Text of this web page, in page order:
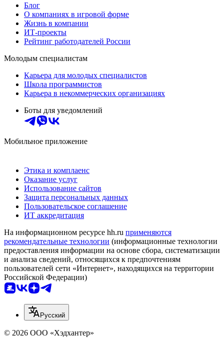
Блог
О компаниях в игровой форме
Жизнь в компании
ИТ-проекты
Рейтинг работодателей России
Молодым специалистам
Карьера для молодых специалистов
Школа программистов
Карьера в некоммерческих организациях
Боты для уведомлений
Мобильное приложение
Этика и комплаенс
Оказание услуг
Использование сайтов
Защита персональных данных
Пользовательское соглашение
ИТ аккредитация
На информационном ресурсе hh.ru применяются
рекомендательные технологии (информационные технологии
предоставления информации на основе сбора, систематизации
и анализа сведений, относящихся к предпочтениям
пользователей сети «Интернет», находящихся на территории
Российской Федерации)
Русский
© 2026 ООО «Хэдхантер»